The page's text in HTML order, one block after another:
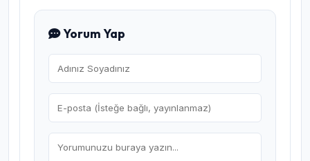
Yorum Yap